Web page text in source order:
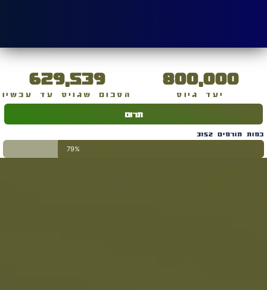
יעד גיוס
800,000
הסכום שגויס עד עכשיו
629,539
תרום
כמות תורמים 3152
79%